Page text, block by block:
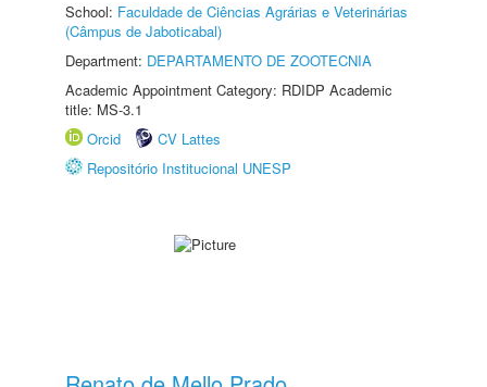
School: Faculdade de Ciências Agrárias e Veterinárias
(Câmpus de Jaboticabal)
Department: DEPARTAMENTO DE ZOOTECNIA
Academic Appointment Category: RDIDP Academic
title: MS-3.1
Orcid
CV Lattes
Repositório Institucional UNESP